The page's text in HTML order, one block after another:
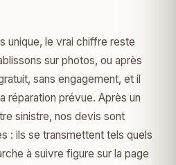
unique, le vrai chiffre reste
sur photos, ou après
sans engagement, et il
réparation prévue. Après un
sinistre, nos devis sont
: ils se transmettent tels quels
à suivre figure sur la page